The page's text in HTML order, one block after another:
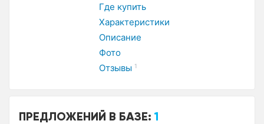
Где купить
Характеристики
Описание
Фото
Отзывы 1
ПРЕДЛОЖЕНИЙ В БАЗЕ:1